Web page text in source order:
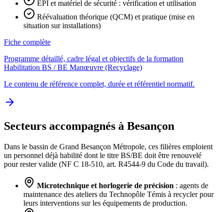
EPI et matériel de sécurité : vérification et utilisation
Réévaluation théorique (QCM) et pratique (mise en
situation sur installations)
Fiche complète
Programme détaillé, cadre légal et objectifs de la formation
Habilitation BS / BE Manœuvre (Recyclage)
Le contenu de référence complet, durée et référentiel normatif.
Secteurs accompagnés à Besançon
Dans le bassin de Grand Besançon Métropole, ces filières emploient
un personnel déjà habilité dont le titre BS/BE doit être renouvelé
pour rester valide (NF C 18-510, art. R4544-9 du Code du travail).
Microtechnique et horlogerie de précision : agents de
maintenance des ateliers du Technopôle Témis à recycler pour
leurs interventions sur les équipements de production.